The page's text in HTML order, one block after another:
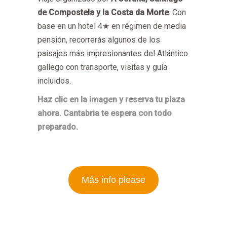
de Compostela y la Costa da Morte. Con
base en un hotel 4★ en régimen de media
pensión, recorrerás algunos de los
paisajes más impresionantes del Atlántico
gallego con transporte, visitas y guía
incluidos.
Haz clic en la imagen y reserva tu plaza
ahora. Cantabria te espera con todo
preparado.
Más info please